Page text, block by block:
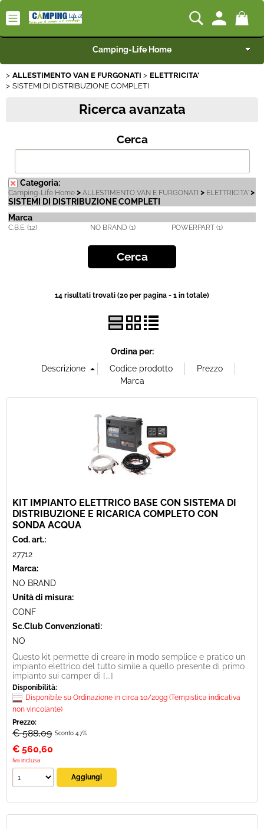
Camping-Life Home
Articoli per Camper e Caravan
Articoli per Furgonati e Van
Speciale Arredo
BEST SELLER
Rimorchi
Nautica
Fineserie e Occasioni
Convenzioni
La nostra Officina
Lavora Con Noi
ALLESTIMENTO VAN E FURGONATI
ELETTRICITA'
SISTEMI DI DISTRIBUZIONE COMPLETI
Ricerca avanzata
Cerca
Categoria:
Camping-Life Home > ALLESTIMENTO VAN E FURGONATI > ELETTRICITA' >
SISTEMI DI DISTRIBUZIONE COMPLETI
Marca
C.B.E. (12) NO BRAND (1) POWERPART (1)
14 risultati trovati (20 per pagina - 1 in totale)
Ordina per:
KIT IMPIANTO ELETTRICO BASE CON SISTEMA DI
DISTRIBUZIONE E RICARICA COMPLETO CON
SONDA ACQUA
Cod. art.:
27712
Marca:
NO BRAND
Unità di misura:
CONF
Sc.Club Convenzionati:
NO
Questo kit permette di creare in modo semplice e pratico un
impianto elettrico del tutto simile a quello presente di primo
impianto sui camper di [...]
Disponibilità:
Disponibile su Ordinazione in circa 10/20gg (Tempistica indicativa
non vincolante)
Prezzo:
€ 588,09 Sconto 4.7%
€ 560,60
Iva inclusa